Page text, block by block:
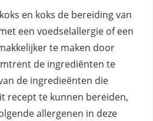
en koks de bereiding van
een voedselallergie of een
te maken door
de ingrediënten te
de ingredieënten die
recept te kunnen bereiden,
allergenen in deze